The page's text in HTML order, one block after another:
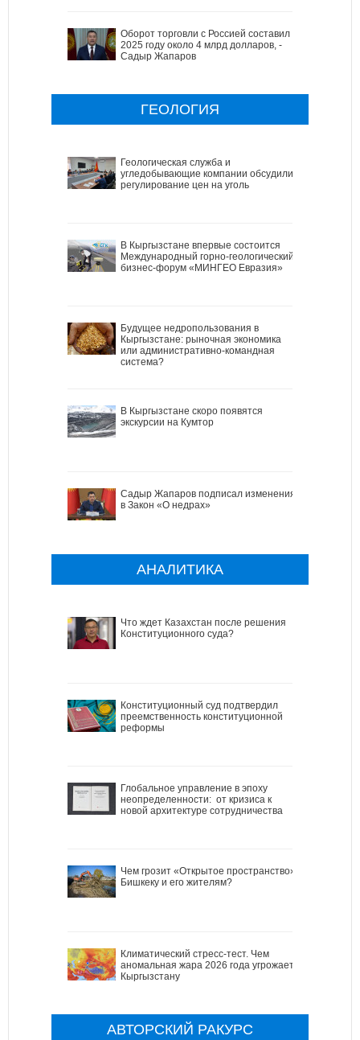
Оборот торговли с Россией составил в
2025 году около 4 млрд долларов, -
Садыр Жапаров
ГЕОЛОГИЯ
Геологическая служба и
угледобывающие компании обсудили
регулирование цен на уголь
В Кыргызстане впервые состоится
Международный горно-геологический
бизнес-форум «МИНГЕО Евразия»
Будущее недропользования в
Кыргызстане: рыночная экономика
или административно-командная
система?
В Кыргызстане скоро появятся
экскурсии на Кумтор
Садыр Жапаров подписал изменения
в Закон «О недрах»
АНАЛИТИКА
Что ждет Казахстан после решения
Конституционного суда?
Конституционный суд подтвердил
преемственность конституционной
реформы
Глобальное управление в эпоху
неопределенности: от кризиса к
новой архитектуре сотрудничества
Чем грозит «Открытое пространство»
Бишкеку и его жителям?
Климатический стресс-тест. Чем
аномальная жара 2026 года угрожает
Кыргызстану
АВТОРСКИЙ РАКУРС